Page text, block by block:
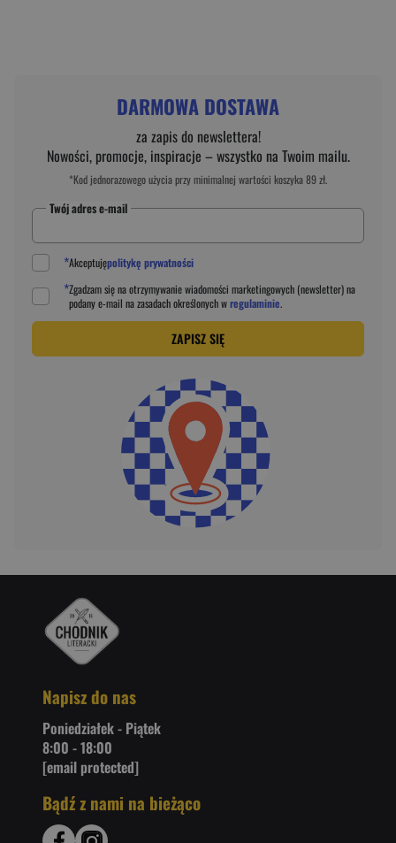
DARMOWA DOSTAWA
za zapis do newslettera!
Nowości, promocje, inspiracje – wszystko na Twoim mailu.
*Kod jednorazowego użycia przy minimalnej wartości koszyka 89 zł.
Twój adres e-mail
*Akceptujępolitykę prywatności
*Zgadzam się na otrzymywanie wiadomości marketingowych (newsletter) na
podanye-mail na zasadach określonych wregulaminie.
ZAPISZ SIĘ
Napisz do nas
Poniedziałek - Piątek
8:00 - 18:00
[email protected]
Bądź z nami na bieżąco